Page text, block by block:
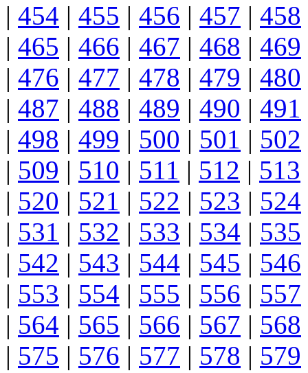
| 454 | 455 | 456 | 457 | 458
| 465 | 466 | 467 | 468 | 469
| 476 | 477 | 478 | 479 | 480
| 487 | 488 | 489 | 490 | 491
| 498 | 499 | 500 | 501 | 502
| 509 | 510 | 511 | 512 | 513
| 520 | 521 | 522 | 523 | 524
| 531 | 532 | 533 | 534 | 535
| 542 | 543 | 544 | 545 | 546
| 553 | 554 | 555 | 556 | 557
| 564 | 565 | 566 | 567 | 568
| 575 | 576 | 577 | 578 | 579